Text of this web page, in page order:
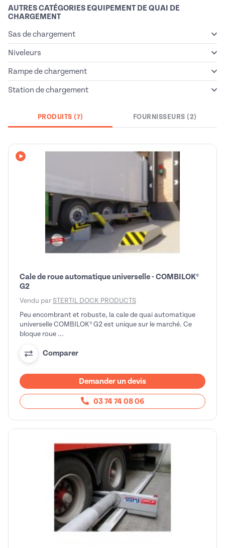
AUTRES CATÉGORIES EQUIPEMENT DE QUAI DE
CHARGEMENT
Sas de chargement
Niveleurs
Rampe de chargement
Station de chargement
PRODUITS (7) FOURNISSEURS (2)
Avec vidéo
Cale de roue automatique universelle - COMBILOK®
G2
Vendu par STERTIL DOCK PRODUCTS
Peu encombrant et robuste, la cale de quai automatique
universelle COMBILOK® G2 est unique sur le marché. Ce
bloque roue ...
Comparer
Demander un devis
03 74 74 08 06